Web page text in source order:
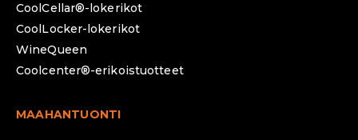
CoolCellar®-lokerikot
CoolLocker-lokerikot
WineQueen
Coolcenter®-erikoistuotteet
MAAHANTUONTI